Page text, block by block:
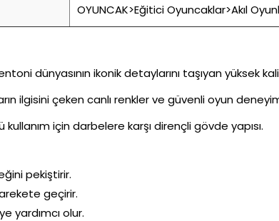
OYUNCAK>Eğitici Oyuncaklar>Akıl
dünyasının ikonik detaylarını taşıyan yüksek
ilgisini çeken canlı renkler ve güvenli oyun
kullanım için darbelere karşı dirençli gövde yapısı.
pekiştirir.
geçirir.
yardımcı olur.